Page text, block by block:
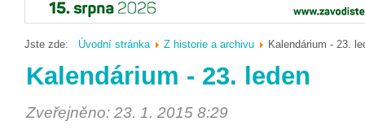
Jste zde: Úvodní stránka Z historie a archivu Kalendárium - 23.
Kalendárium - 23. leden
Zveřejněno: 23. 1. 2015 8:29